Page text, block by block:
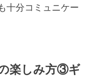
十分コミュニケー
楽しみ方③ギ